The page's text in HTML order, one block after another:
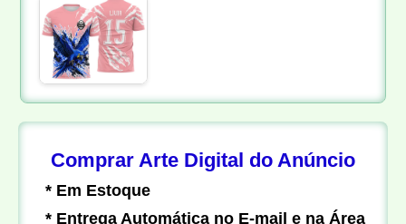
Comprar Arte Digital do Anúncio
* Em Estoque
* Entrega Automática no E-mail e na Área